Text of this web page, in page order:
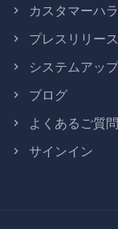
カスタマーハ
プレスリリー
システムアッ
ブログ
よくあるご質問
サインイン